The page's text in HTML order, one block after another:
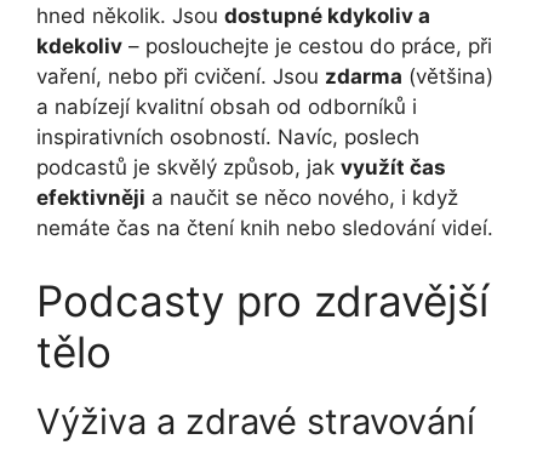
hned několik. Jsou dostupné kdykoliv a
kdekoliv – poslouchejte je cestou do práce, při
vaření, nebo při cvičení. Jsou zdarma (většina)
a nabízejí kvalitní obsah od odborníků i
inspirativních osobností. Navíc, poslech
podcastů je skvělý způsob, jak využít čas
efektivněji a naučit se něco nového, i když
nemáte čas na čtení knih nebo sledování videí.
Podcasty pro zdravější
tělo
Výživa a zdravé stravování